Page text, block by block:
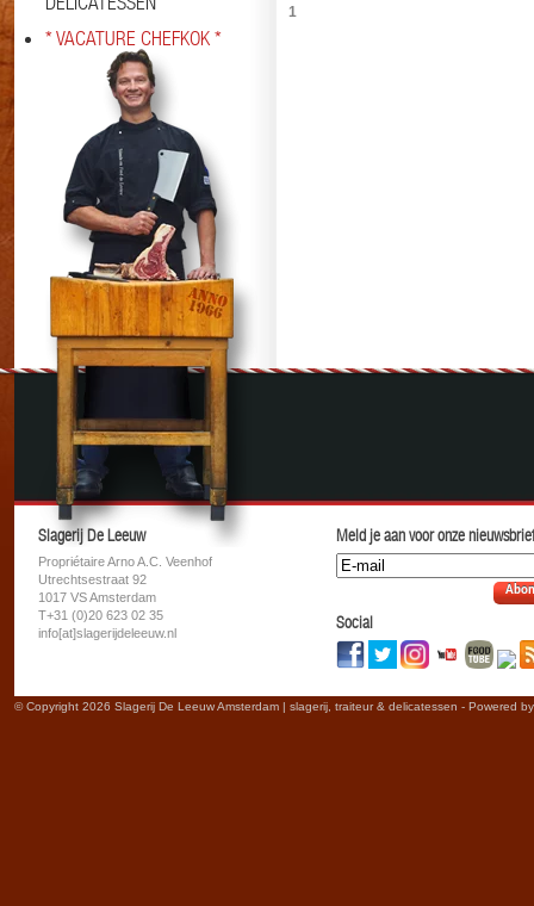
* VACATURE CHEFKOK *
1
Slagerij De Leeuw
Propriétaire Arno A.C. Veenhof
Utrechtsestraat 92
1017 VS Amsterdam
T+31 (0)20 623 02 35
info[at]slagerijdeleeuw.nl
Meld je aan voor onze
Social
© Copyright 2026 Slagerij De Leeuw Amsterdam | slagerij, traiteur & delicatessen - Powered